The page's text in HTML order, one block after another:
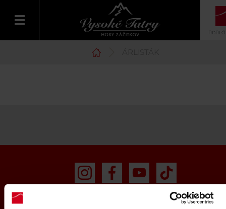
ÁRLISTÁK